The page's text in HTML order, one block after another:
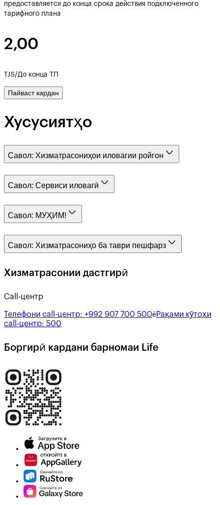
предоставляется до конца срока действия подключенного
тарифного плана
2,00
TJS/До конца ТП
Пайваст кардан
Хусусиятҳо
Савол: Хизматрасониҳои иловагии ройгон
Савол: Сервиси иловагӣ
Савол: МУҲИМ!
Савол: Хизматрасониҳо ба таври пешфарз
Хизматрасонии дастгирӣ
Call-центр
Телефони call-центр: +992 907 700 500ёРақами кӯтоҳи
call-центр: 500
Боргирӣ кардани барномаи Life